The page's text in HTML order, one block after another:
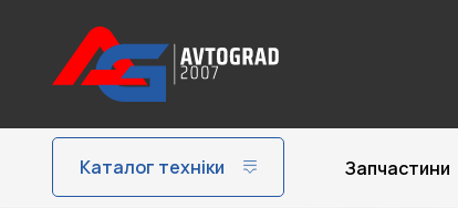
Каталог техніки Запчастини